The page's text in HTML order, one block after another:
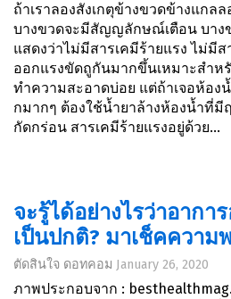
ถ้าเราลองสังเกตุข้างขวดข้างแกล
บางขวดจะมีสัญญลักษณ์เตือน บาง
แสดงว่าไม่มีสารเคมีร้ายแรง ไม่มี
ออกแรงขัดถูกันมากขึ้นเหมาะสำ
ทำความสะอาดบ่อย แต่ถ้าเจอห้อง
กมากๆ ต้องใช้น้ำยาล้างห้องน้ำที่
กัดกร่อน สารเคมีร้ายแรงอยู่ด้วย...
จะรู้ได้อย่างไรว่าอากา
เป็นปกติ? มาเช็คความ
ตัดสินใจ ดอทคอม January 26, 2020
ภาพประกอบจาก :